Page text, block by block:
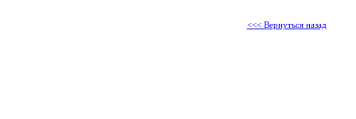
<<< Вернуться назад